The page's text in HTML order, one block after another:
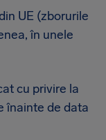
UE (zborurile
în unele
cu privire la
înainte de data